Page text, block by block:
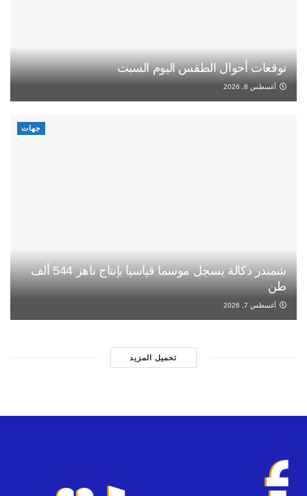
توقعات أحوال الطقس اليوم السبت
أغسطس 8, 2026
جهات
شمندر دكالة يسجل موسما قياسيا بإنتاج ناهز 544 ألف
طن
أغسطس 7, 2026
تحميل المزيد